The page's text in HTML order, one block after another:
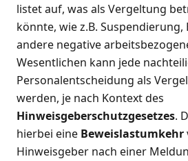
listet auf, was als Vergeltung
könnte, wie z.B.
andere negative
Wesentlichen kann jede
Personalentscheidung als
werden, je nach Kontext des
Hinweisgeberschutzgesetzes.
hierbei eine Beweislastumkehr
Hinweisgeber nach einer